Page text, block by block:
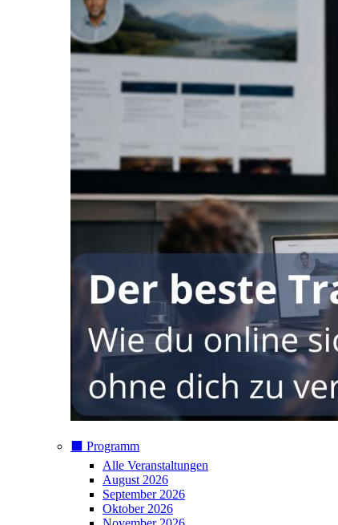
⬛️ Programm
Alle Veranstaltungen
August 2026
September 2026
Oktober 2026